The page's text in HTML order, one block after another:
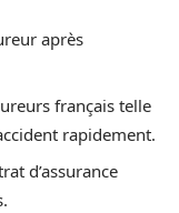
après
français telle
rapidement.
d’assurance